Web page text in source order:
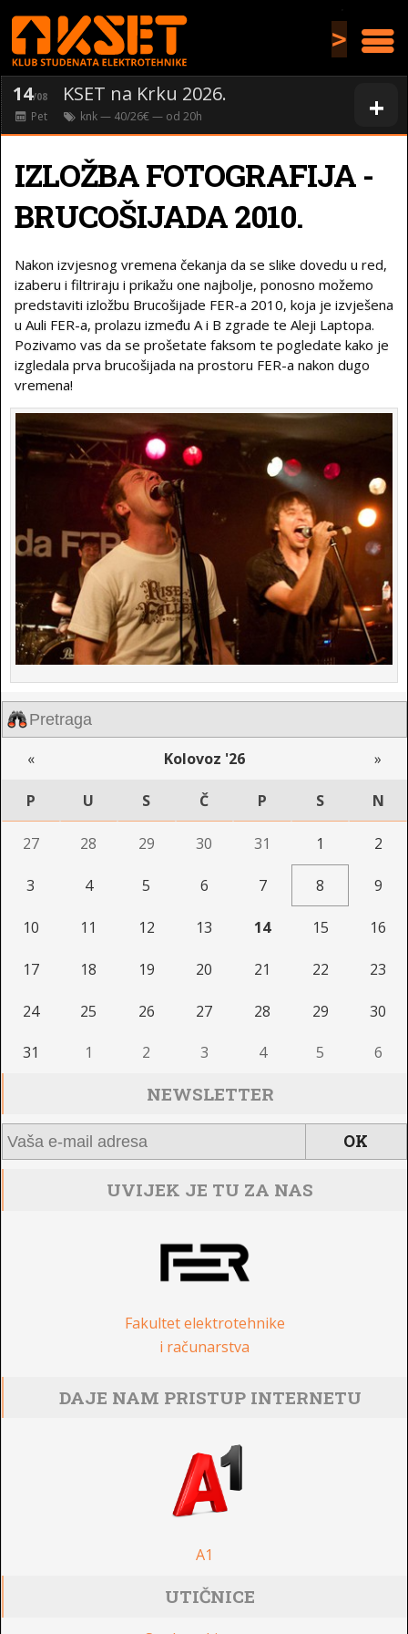
>
+
14/08 KSET na Krku 2026.
Pet knk— 40/26€ — od 20h
IZLOŽBA FOTOGRAFIJA -
BRUCOŠIJADA 2010.
Nakon izvjesnog vremena čekanja da se slike dovedu u red,
izaberu i filtriraju i prikažu one najbolje, ponosno možemo
predstaviti izložbu Brucošijade FER-a 2010, koja je izvješena
u Auli FER-a, prolazu između A i B zgrade te Aleji Laptopa.
Pozivamo vas da se prošetate faksom te pogledate kako je
izgledala prva brucošijada na prostoru FER-a nakon dugo
vremena!
« Kolovoz '26 »
P U S Č P S N
27 28 29 30 31 1 2
3 4 5 6 7 8 9
10 11 12 13 14 15 16
17 18 19 20 21 22 23
24 25 26 27 28 29 30
31 1 2 3 4 5 6
NEWSLETTER
UVIJEK JE TU ZA NAS
Fakultet elektrotehnike
i računarstva
DAJE NAM PRISTUP INTERNETU
A1
UTIČNICE